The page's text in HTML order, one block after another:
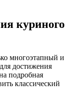
куриного
многоэтапный и
достижения
подробная
классический